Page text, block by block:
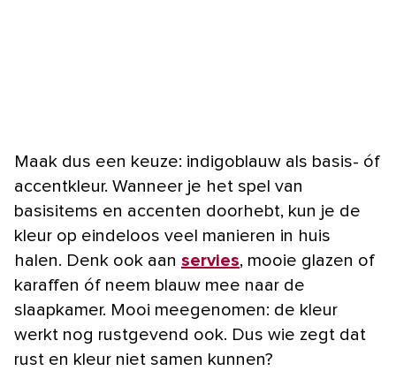
Maak dus een keuze: indigoblauw als basis- óf
accentkleur. Wanneer je het spel van
basisitems en accenten doorhebt, kun je de
kleur op eindeloos veel manieren in huis
halen. Denk ook aan servies, mooie glazen of
karaffen óf neem blauw mee naar de
slaapkamer. Mooi meegenomen: de kleur
werkt nog rustgevend ook. Dus wie zegt dat
rust en kleur niet samen kunnen?